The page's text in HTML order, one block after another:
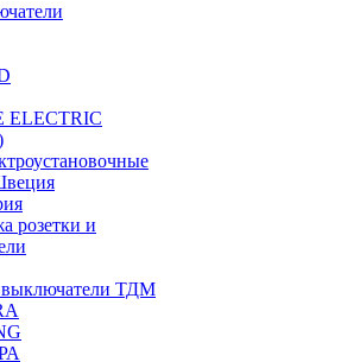
ELECTRIC
розетки и
выключатели ТДМ